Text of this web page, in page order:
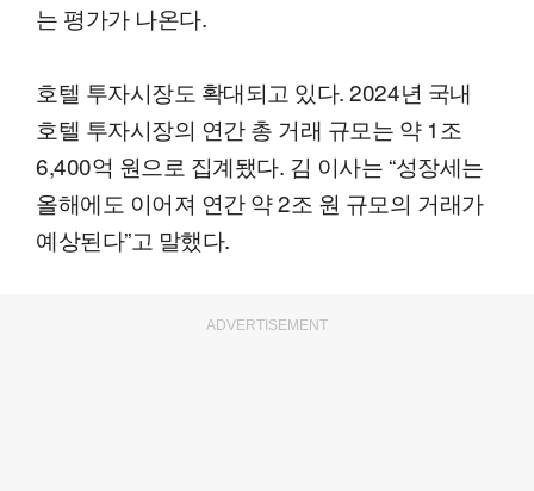
는 평가가 나온다.
호텔 투자시장도 확대되고 있다. 2024년 국내
호텔 투자시장의 연간 총 거래 규모는 약 1조
6,400억 원으로 집계됐다. 김 이사는 “성장세는
올해에도 이어져 연간 약 2조 원 규모의 거래가
예상된다”고 말했다.
ADVERTISEMENT